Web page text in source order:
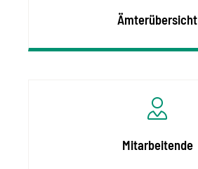
Ämterübersicht
Mitarbeitende